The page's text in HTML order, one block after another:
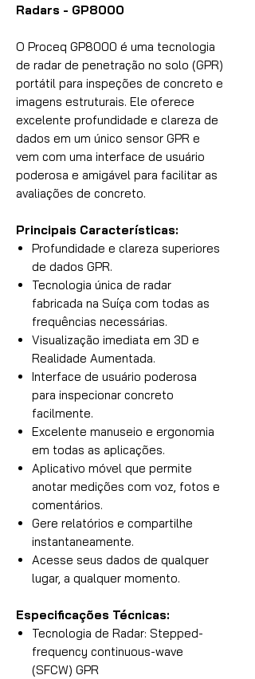
Radars - GP8000
O Proceq GP8000 é uma tecnologia
de radar de penetração no solo (GPR)
portátil para inspeções de concreto e
imagens estruturais. Ele oferece
excelente profundidade e clareza de
dados em um único sensor GPR e
vem com uma interface de usuário
poderosa e amigável para facilitar as
avaliações de concreto.
Principais Características:
Profundidade e clareza superiores
de dados GPR.
Tecnologia única de radar
fabricada na Suíça com todas as
frequências necessárias.
Visualização imediata em 3D e
Realidade Aumentada.
Interface de usuário poderosa
para inspecionar concreto
facilmente.
Excelente manuseio e ergonomia
em todas as aplicações.
Aplicativo móvel que permite
anotar medições com voz, fotos e
comentários.
Gere relatórios e compartilhe
instantaneamente.
Acesse seus dados de qualquer
lugar, a qualquer momento.
Especificações Técnicas:
Tecnologia de Radar: Stepped-
frequency continuous-wave
(SFCW) GPR